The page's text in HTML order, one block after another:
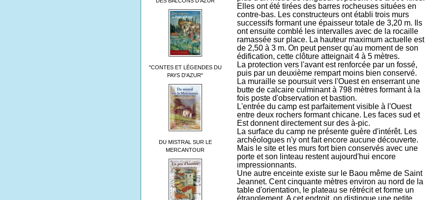
"CONTES ET LÉGENDES DU
PAYS D'AZUR"
DU MISTRAL SUR LE
MERCANTOUR
Elles ont été tirées des barres rocheuses situées en
contre-bas. Les constructeurs ont établi trois murs
successifs formant une épaisseur totale de 3,20 m. Ils
ont ensuite comblé les intervalles avec de la rocaille
ramassée sur place. La hauteur maximum actuelle est
de 2,50 à 3 m. On peut penser qu'au moment de son
édification, cette clôture atteignait 4 à 5 mètres.
La protection vers l'avant est renforcée par un fossé,
puis par un deuxième rempart moins bien conservé.
La muraille se poursuit vers l'Ouest en enserrant une
butte de calcaire culminant à 798 mètres formant à la
fois poste d'observation et bastion.
L'entrée du camp est parfaitement visible à l'Ouest
entre deux rochers formant chicane. Les faces sud et
Est donnent directement sur des à-pic.
La surface du camp ne présente guère d'intérêt. Les
archéologues n'y ont fait encore aucune découverte.
Mais le site et les murs fort bien conservés avec une
porte et son linteau restent aujourd'hui encore
impressionnants.
Une autre enceinte existe sur le Baou même de Saint
Jeannet. Cent cinquante mètres environ au nord de la
table d'orientation, le plateau se rétrécit et forme un
étranglement. A cet endroit, on distingue une petite